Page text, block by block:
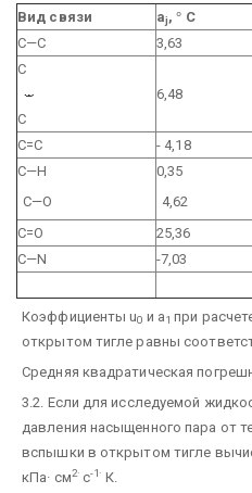
Вид связи
aj,° С
С—С
3,63
С
С
6,48
С=С - 4,18
С—Н
С—О
0,35
4,62
С=О
25,36
C—N
-7,03
Коэффициенты u0 и a1 при
открытом тигле равны
Средняя квадратическая
3.2. Если для исследуемой
давления насыщенного пара от
вспышки в открытом тигле
кПа· см2· с-1· К.